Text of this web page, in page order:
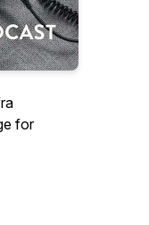
for